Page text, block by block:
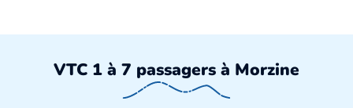
VTC 1 à 7 passagers à Morzine